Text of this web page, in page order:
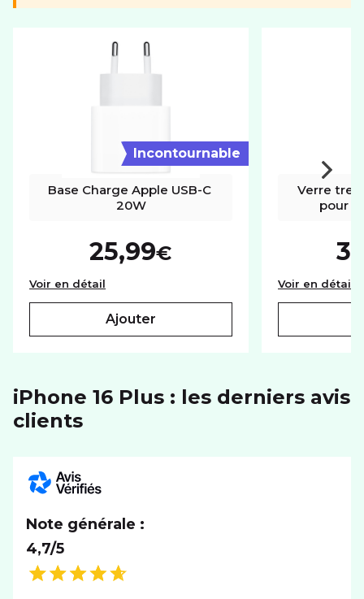
SYSTÈME D'EXPLOITATION
Incontournable
Base Charge Apple USB-C
20W
25,99€
Voir en détail Base Charge Apple USB-C 20W
ajouter
Verre
pour
Voir en détail
iPhone 16 Plus : les derniers avis
clients
Note générale :
4,7/5